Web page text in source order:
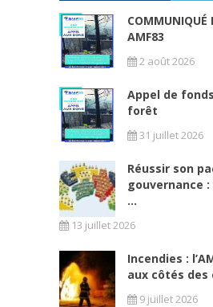
COMMUNIQUÉ
AMF83
2 août 2026
Appel de
forêt
31 juillet 2026
Réussir son
gouvernance
...
13 juillet 2026
Incendies :
aux côtés des
9 juillet 2026